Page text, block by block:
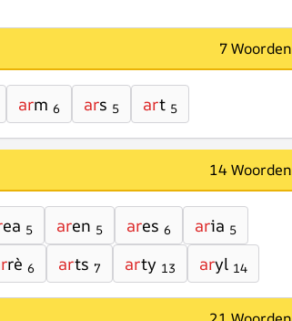
7 Woorden
arm 6 ars 5 art 5
14 Woorden
ea 5 aren 5 ares 6 aria 5
rè 6 arts 7 arty 13 aryl 14